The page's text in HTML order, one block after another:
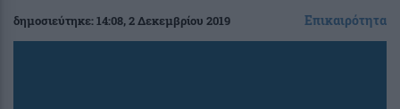
δημοσιεύτηκε:14:08, 2 Δεκεμβρίου 2019 Επικαιρότητα